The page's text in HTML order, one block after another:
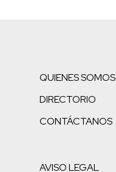
QUIENES SOMOS
DIRECTORIO
CONTÁCTANOS
AVISO LEGAL